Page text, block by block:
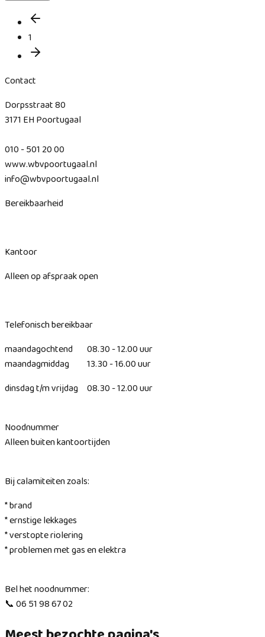
1
Contact
Dorpsstraat 80
3171 EH Poortugaal
010 - 501 20 00
www.wbvpoortugaal.nl
info@wbvpoortugaal.nl
Bereikbaarheid
Kantoor
Alleen op afspraak open
Telefonisch bereikbaar
maandagochtend 08.30 - 12.00 uur
maandagmiddag 13.30 - 16.00 uur
dinsdag t/m vrijdag 08.30 - 12.00 uur
Noodnummer
Alleen buiten kantoortijden
Bij calamiteiten zoals:
* brand
* ernstige lekkages
* verstopte riolering
* problemen met gas en elektra
Bel het noodnummer:
📞 06 51 98 67 02